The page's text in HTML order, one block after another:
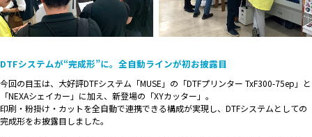
DTFシステムが“完成形”に。全自動ラインが初お披露目
今回の目玉は、大好評DTFシステム「MUSE」の「DTFプリンター TxF300-75ep」と
「NEXAシェイカー」に加え、新登場の「XYカッター」。
印刷・粉掛け・カットを全自動で連携できる構成が実現し、DTFシステムとしての
完成形をお披露目しました。